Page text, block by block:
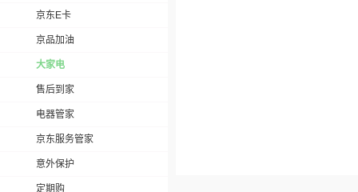
京东E卡
京品加油
大家电
售后到家
电器管家
京东服务管家
意外保护
定期购